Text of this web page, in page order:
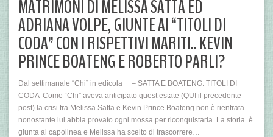
MATRIMONI DI MELISSA SATTA ED
ADRIANA VOLPE, GIUNTE AI “TITOLI DI
CODA” CON I RISPETTIVI MARITI.. KEVIN
PRINCE BOATENG E ROBERTO PARLI?
Dal settimanale “Chi” in edicola – SATTA E BOATENG: TITOLI DI
CODA Come “Chi” aveva anticipato quest’estate (QUI il precedente
post) la crisi tra Melissa Satta e Kevin Prince Boateng non è rientrata
nonostante lui abbia provato ogni mossa per riconquistarla. La storia è
giunta al capolinea e Melissa ha scelto di trascorrere…